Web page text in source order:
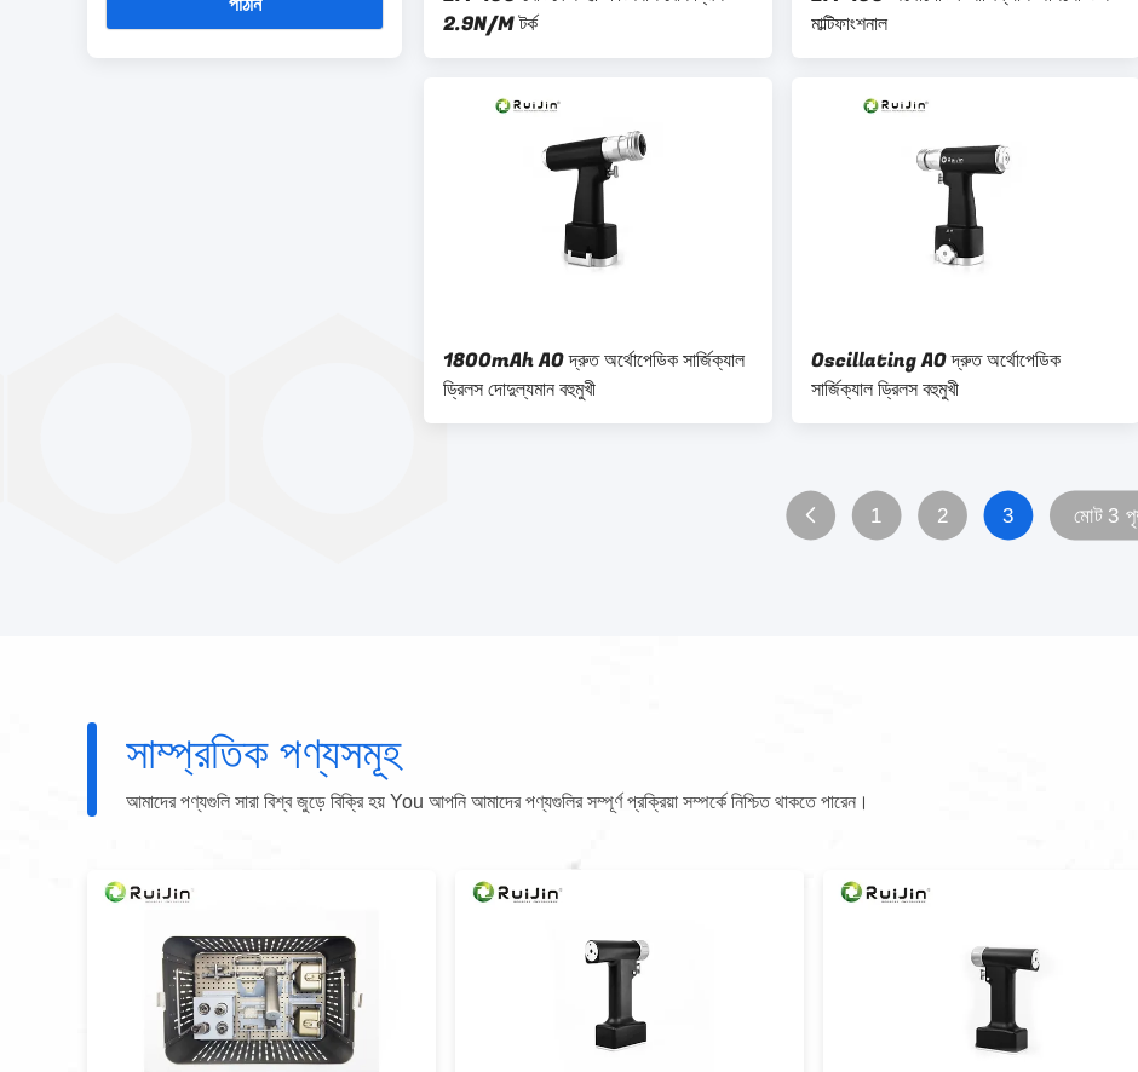
পাঠান
2.9N/M টর্ক
মাল্টিফাংশনাল
1800mAh AO দ্রুত অর্থোপেডিক সার্জিক্যাল
ড্রিলস দোদুল্যমান বহুমুখী
Oscillating AO দ্রুত অর্থোপেডিক
সার্জিক্যাল ড্রিলস বহুমুখী
1 2 3 মোট 3
সাম্প্রতিক পণ্যসমূহ
আমাদের পণ্যগুলি সারা বিশ্ব জুড়ে বিক্রি হয় You আপনি আমাদের পণ্যগুলির সম্পূর্ণ প্রক্রিয়া সম্পর্কে নিশ্চিত থাকতে পারেন।